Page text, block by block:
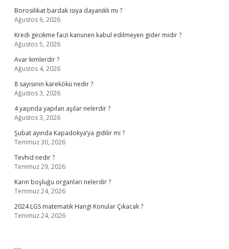
Borosilikat bardak isıya dayanıklı mı ?
Ağustos 6, 2026
Kredi gecikme faizi kanunen kabul edilmeyen gider midir ?
Ağustos 5, 2026
Avar kimlerdir ?
Ağustos 4, 2026
8 sayısının karekökü nedir ?
Ağustos 3, 2026
4 yaşında yapılan aşılar nelerdir ?
Ağustos 3, 2026
Şubat ayında Kapadokya’ya gidilir mi ?
Temmuz 30, 2026
Tevhid nedir ?
Temmuz 29, 2026
Karın boşluğu organları nelerdir ?
Temmuz 24, 2026
2024 LGS matematik Hangi Konular Çıkacak ?
Temmuz 24, 2026